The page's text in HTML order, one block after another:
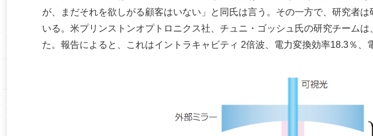
が、まだそれを欲しがる顧客はいない」と同氏は言う。その一方で、研究者
いる。米プリンストンオプトロニクス社、チュニ・ゴッシュ氏の研究チーム
た。報告によると、これはイントラキャビティ 2倍波、電力変換効率18.3％、